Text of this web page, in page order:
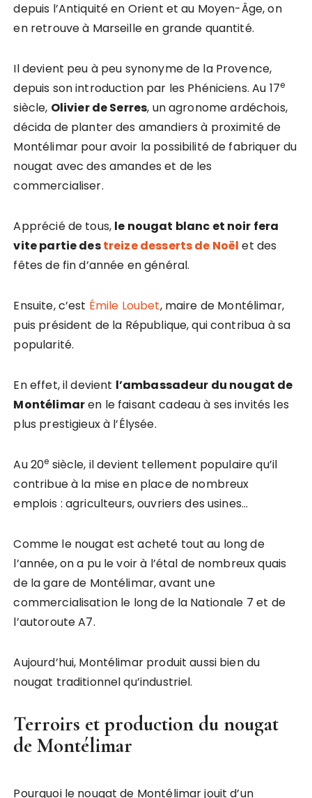
depuis l’Antiquité en Orient et au Moyen-Âge, on
en retrouve à Marseille en grande quantité.
Il devient peu à peu synonyme de la Provence,
depuis son introduction par les Phéniciens. Au 17e
siècle, Olivier de Serres, un agronome ardéchois,
décida de planter des amandiers à proximité de
Montélimar pour avoir la possibilité de fabriquer du
nougat avec des amandes et de les
commercialiser.
Apprécié de tous, le nougat blanc et noir fera
vite partie destreize desserts de Noël et des
fêtes de fin d’année en général.
Ensuite, c’est Émile Loubet, maire de Montélimar,
puis président de la République, qui contribua à sa
popularité.
En effet, il devient l’ambassadeur du nougat de
Montélimaren le faisant cadeau à ses invités les
plus prestigieux à l’Élysée.
Au 20e siècle, il devient tellement populaire qu’il
contribue à la mise en place de nombreux
emplois : agriculteurs, ouvriers des usines…
Comme le nougat est acheté tout au long de
l’année, on a pu le voir à l’étal de nombreux quais
de la gare de Montélimar, avant une
commercialisation le long de la Nationale 7 et de
l’autoroute A7.
Aujourd’hui, Montélimar produit aussi bien du
nougat traditionnel qu’industriel.
Terroirs et production du nougat
de Montélimar
Pourquoi le nougat de Montélimar jouit d’un